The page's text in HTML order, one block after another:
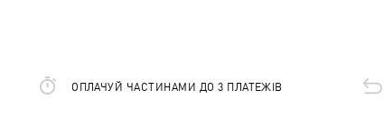
ОПЛАЧУЙ ЧАСТИНАМИ ДО 3 ПЛАТЕЖІВ